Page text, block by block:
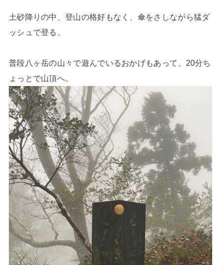
土砂降りの中、登山の格好もなく、傘をさしながら猛ダ
ッシュで登る。
普段八ヶ岳の山々で遊んでいるおかげもあって、20分ち
ょっとで山頂へ。